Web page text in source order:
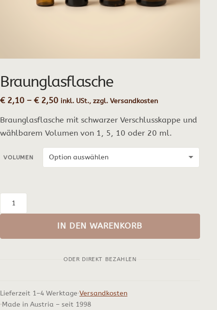
Braunglasflasche
€2,10 – €2,50Preisspanne:
bis
€ 2,50
inkl. USt., zzgl. Versandkosten
Braunglasflasche mit schwarzer Verschlusskappe und
wählbarem Volumen von 1, 5, 10 oder 20 ml.
VOLUMEN
IN DEN WARENKORB
ODER DIREKT BEZAHLEN
Lieferzeit 1–4 Werktage Versandkosten
Made in Austria – seit 1998